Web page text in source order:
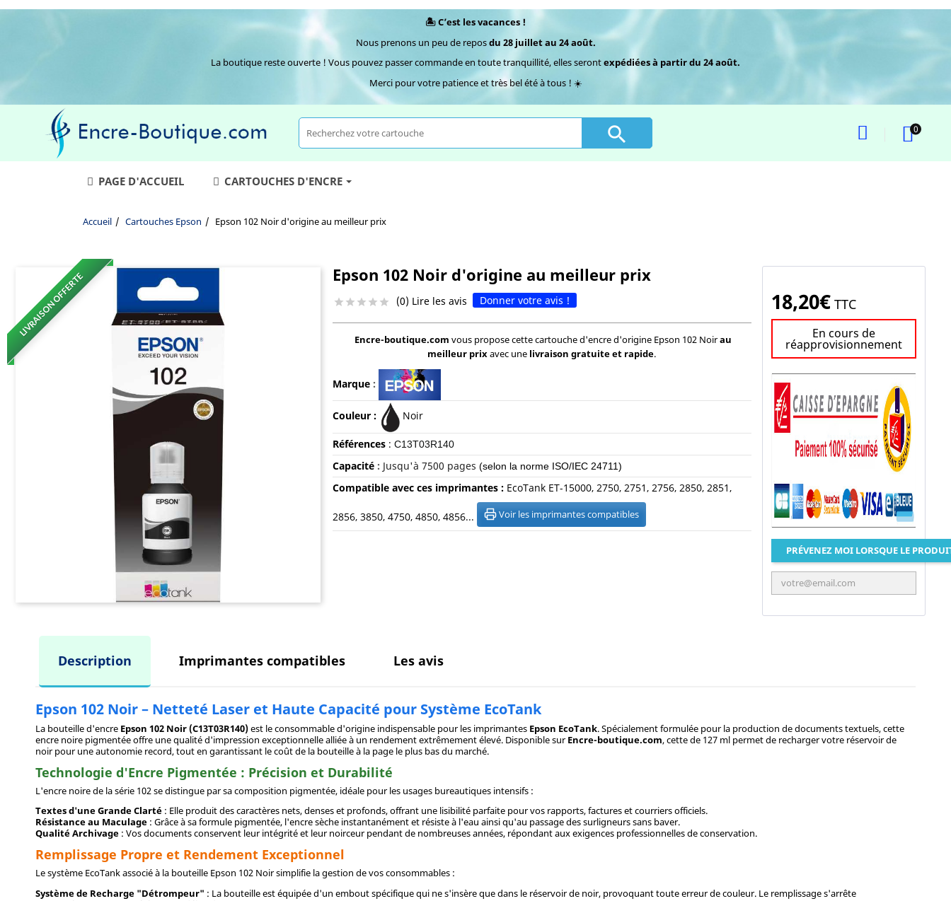
🏝️ C’est les vacances !
Nous prenons un peu de reposdu 28 juillet au 24 août.
La boutique reste ouverte ! Vous pouvez passer commande en toute tranquillité, elles serontexpédiées à partir du 24 août.
Merci pour votre patience et très bel été à tous ! ☀️
 0
PAGE D'ACCUEIL CARTOUCHES D'ENCRE
Accueil Cartouches Epson Epson 102 Noir d'origine au meilleur prix
LIVRAISON OFFERTE Epson 102 Noir d'origine au meilleur prix
     (0) Lire les avis Donner votre avis !
Encre-boutique.com vous propose cette cartouche d'encre d'origine Epson 102 Noirau
meilleur prix avec une livraison gratuite et rapide.
Marque:
Couleur : Noir
Références: C13T03R140
Capacité: Jusqu'à 7500 pages (selon la norme ISO/IEC 24711)
Compatible avec ces imprimantes : EcoTank ET-15000, 2750, 2751, 2756, 2850, 2851,
2856, 3850, 4750, 4850, 4856... Voir les imprimantes compatibles
18,20€ TTC
En cours de
réapprovisionnement
PRÉVENEZ MOI LORSQUE LE
Description Imprimantes compatibles Les avis
Epson 102 Noir – Netteté Laser et Haute Capacité pour Système EcoTank
La bouteille d'encre Epson 102 Noir (C13T03R140)est le consommable d'origine indispensable pour les imprimantes Epson EcoTank. Spécialement formulée pour la production de documents textuels, cette
encre noire pigmentée offre une qualité d'impression exceptionnelle alliée à un rendement extrêmement élevé. Disponible surEncre-boutique.com, cette de 127 ml permet de recharger votre réservoir de
noir pour une autonomie record, tout en garantissant le coût de la bouteille à la page le plus bas du marché.
Technologie d'Encre Pigmentée : Précision et Durabilité
L'encre noire de la série 102 se distingue par sa composition pigmentée, idéale pour les usages bureautiques intensifs :
Textes d'une Grande Clarté : Elle produit des caractères nets, denses et profonds, offrant une lisibilité parfaite pour vos rapports, factures et courriers officiels.
Résistance au Maculage : Grâce à sa formule pigmentée, l'encre sèche instantanément et résiste à l'eau ainsi qu'au passage des surligneurs sans baver.
Qualité Archivage : Vos documents conservent leur intégrité et leur noirceur pendant de nombreuses années, répondant aux exigences professionnelles de conservation.
Remplissage Propre et Rendement Exceptionnel
Le système EcoTank associé à la bouteille Epson 102 Noir simplifie la gestion de vos consommables :
Système de Recharge "Détrompeur" : La bouteille est équipée d'un embout spécifique qui ne s'insère que dans le réservoir de noir, provoquant toute erreur de couleur. Le remplissage s'arrête